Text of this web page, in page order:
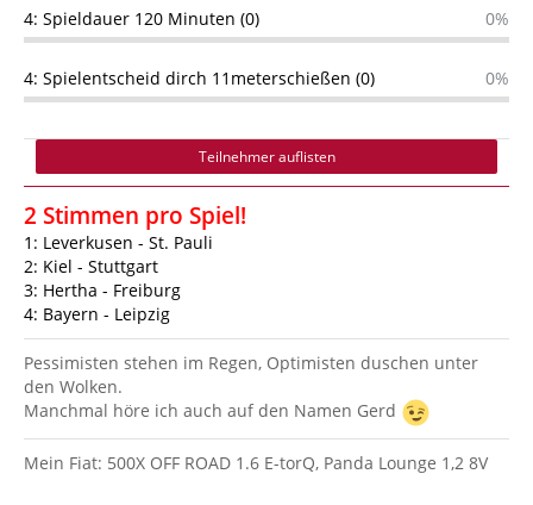
4: Spieldauer 120 Minuten (0) 0%
4: Spielentscheid dirch 11meterschießen (0) 0%
Teilnehmer auflisten
2 Stimmen pro Spiel!
1: Leverkusen - St. Pauli
2: Kiel - Stuttgart
3: Hertha - Freiburg
4: Bayern - Leipzig
Pessimisten stehen im Regen, Optimisten duschen unter
den Wolken.
Manchmal höre ich auch auf den Namen Gerd
Mein Fiat: 500X OFF ROAD 1.6 E-torQ, Panda Lounge 1,2 8V